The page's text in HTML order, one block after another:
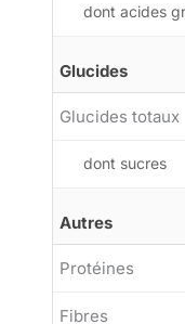
dont acides
Glucides
Glucides totaux
dont sucres
Autres
Protéines
Fibres